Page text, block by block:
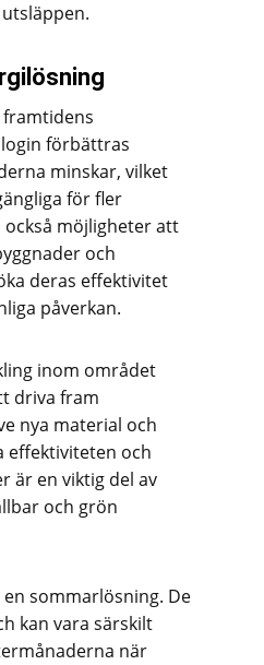
framtidens
förbättras
minskar, vilket
för fler
möjligheter att
och
deras effektivitet
påverkan.
inom området
driva fram
nya material och
effektiviteten och
är en viktig del av
och grön
sommarlösning. De
kan vara särskilt
när